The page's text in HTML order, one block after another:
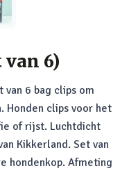
van 6)
van 6 bag clips om
Honden clips voor het
of rijst. Luchtdicht
Kikkerland. Set van
hondenkop. Afmeting